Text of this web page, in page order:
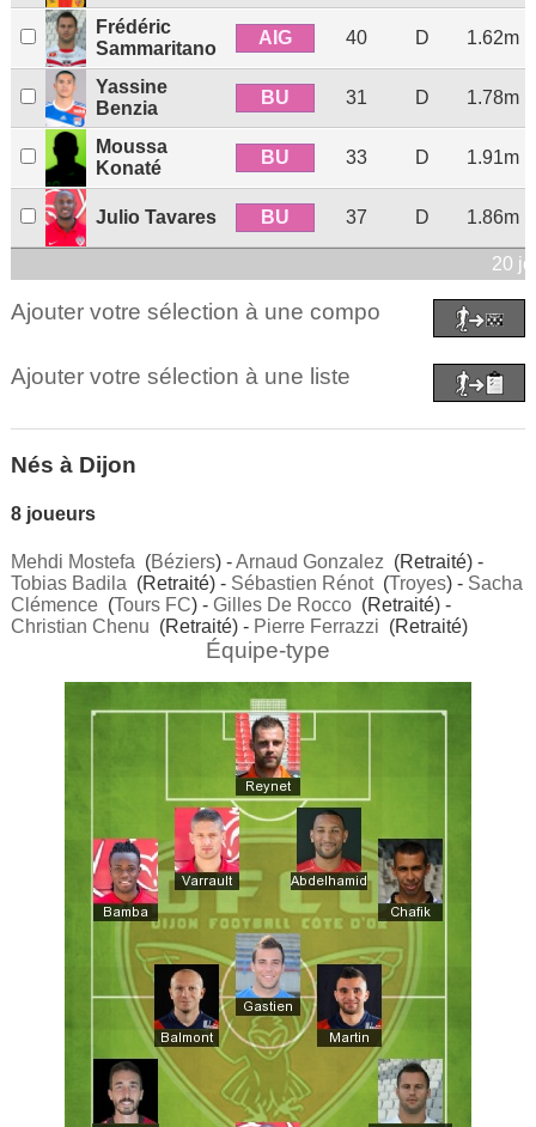
Frédéric
Sammaritano
AIG 40 D 1.62m
Yassine
Benzia
BU 31 D 1.78m
Moussa
Konaté
BU 33 D 1.91m
Julio Tavares BU 37 D 1.86m
20
Ajouter votre sélection à une compo
Ajouter votre sélection à une liste
Nés à Dijon
8 joueurs
Mehdi Mostefa (Béziers) -Arnaud Gonzalez (Retraité) -
Tobias Badila (Retraité) - Sébastien Rénot(Troyes) - Sacha
Clémence(Tours FC) - Gilles De Rocco(Retraité) -
Christian Chenu (Retraité) - Pierre Ferrazzi (Retraité)
Équipe-type